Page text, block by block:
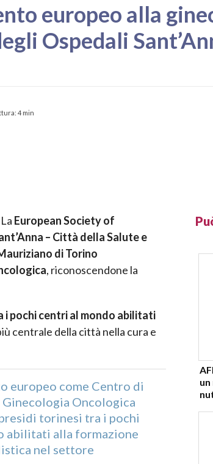
europeo alla
Ospedali
4 min
European Society of
– Città della Salute e
di Torino
, riconoscendone la
i pochi centri al mondo abilitati
centrale della città nella cura e
europeo come Centro di
Ginecologia Oncologica
torinesi tra i pochi
abilitati alla formazione
nel settore